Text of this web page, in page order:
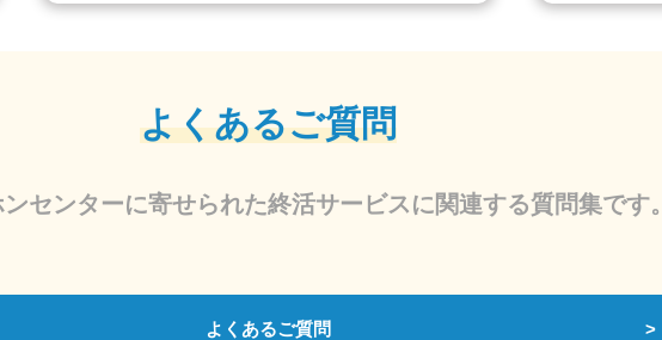
よくあるご質問
センターに寄せられた終活サービスに関連する質問集です。
よくあるご質問